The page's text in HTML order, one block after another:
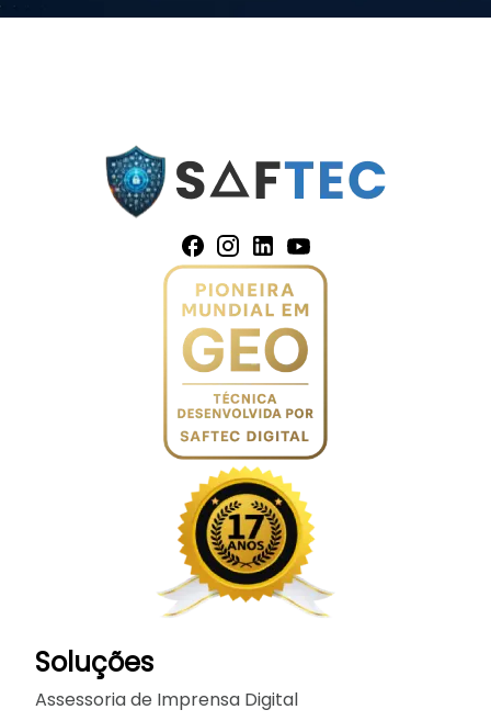
Soluções
Assessoria de Imprensa Digital